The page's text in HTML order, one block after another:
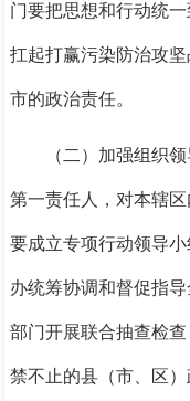
门要把思想和行动统
扛起打赢污染防治攻
市的政治责任。
（二）加强组织
第一责任人，对本辖
要成立专项行动领导
办统筹协调和督促指
部门开展联合抽查检
禁不止的县（市、区）